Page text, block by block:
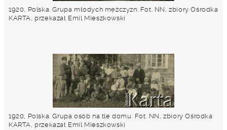
1920, Polska. Grupa młodych mężczyzn. Fot. NN, zbiory Ośrodka
KARTA, przekazał Emil Mieszkowski
1920, Polska. Grupa osób na tle domu. Fot. NN, zbiory Ośrodka
KARTA, przekazał Emil Mieszkowski